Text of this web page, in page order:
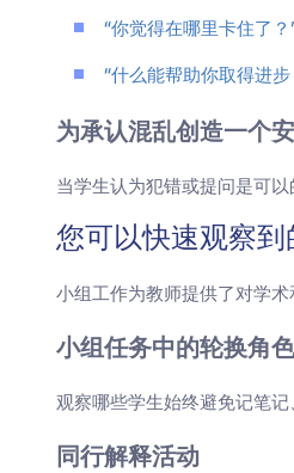
“你觉得在哪里卡住了？
“什么能帮助你取得进步
为承认混乱创造一个
当学生认为犯错或提问是可
您可以快速观察
小组工作为教师提供了对学术
小组任务中的轮换角色
观察哪些学生始终避免记笔
同行解释活动